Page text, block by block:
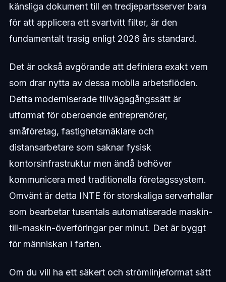
känsliga dokument till en tredjepartsserver bara
för att applicera ett svartvitt filter, är den
fundamentalt trasig enligt 2026 års standard.
Det är också avgörande att definiera exakt vem
som drar nytta av dessa mobila arbetsflöden.
Detta moderniserade tillvägagångssätt är
utformat för oberoende entreprenörer,
småföretag, fastighetsmäklare och
distansarbetare som saknar fysisk
kontorsinfrastruktur men ändå behöver
kommunicera med traditionella företagssystem.
Omvänt är detta INTE för storskaliga serverhallar
som bearbetar tusentals automatiserade maskin-
till-maskin-överföringar per minut. Det är byggt
för människan i farten.
Om du vill ha ett säkert och strömlinjeformat sätt